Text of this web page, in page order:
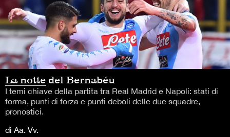
La notte del Bernabéu
I temi chiave della partita tra Real Madrid e Napoli: stati di
forma, punti di forza e punti deboli delle due squadre,
pronostici.
di Aa. Vv.